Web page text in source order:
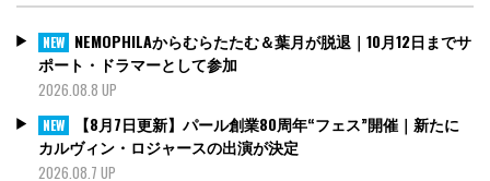
NEW NEMOPHILAからむらたたむ＆葉月が脱退｜10月12日までサ
ポート・ドラマーとして参加
2026.08.8 UP
NEW
【8月7日更新】パール創業80周年“フェス”開催｜新たに
カルヴィン・ロジャースの出演が決定
2026.08.7 UP